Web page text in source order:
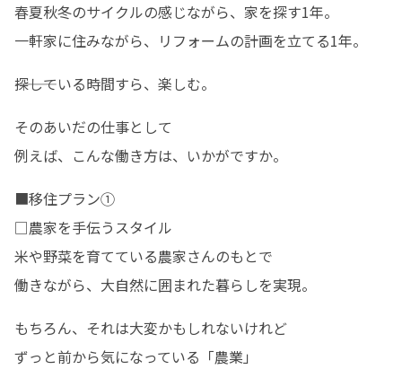
春夏秋冬のサイクルの感じながら、家を探す1年。
一軒家に住みながら、リフォームの計画を立てる1年。
―――探している時間すら、楽しむ。
そのあいだの仕事として
例えば、こんな働き方は、いかがですか。
■移住プラン①
□農家を手伝うスタイル
米や野菜を育てている農家さんのもとで
働きながら、大自然に囲まれた暮らしを実現。
もちろん、それは大変かもしれないけれど
ずっと前から気になっている「農業」